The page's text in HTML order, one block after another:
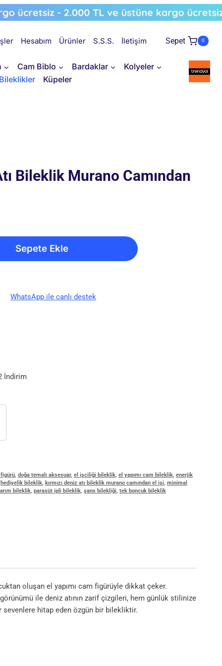
Hesabım Ürünler S.S.S. İletişim Sepet 0
Cam Biblo Bardaklar
Kolyeler
Bileklikler
Küpeler
Bileklik Murano Camından
Sepete Ekle
WhatsApp ile canlı destek
İndirim
figürü, doğa temalı aksesuar, el işçiliği bileklik, el yapımı cam bileklik, enerjik
hediyelik bileklik, kırmızı deniz atı bileklik murano camından el işi, minimal
bileklik, paraşüt ipli bileklik, şans bilekliği, tek boncuk bileklik
oluşan el yapımı cam figürüyle dikkat çeker.
ile deniz atının zarif çizgileri, hem günlük stilinize
sevenlere hitap eden özgün bir bilekliktir.